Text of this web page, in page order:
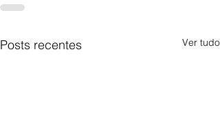
Posts recentes Ver tudo